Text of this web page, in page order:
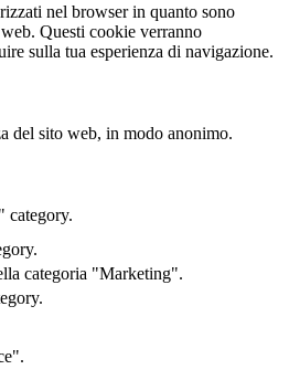
nel browser in quanto sono
Questi cookie verranno
sulla tua esperienza di navigazione.
del sito web, in modo anonimo.
category.
categoria "Marketing".